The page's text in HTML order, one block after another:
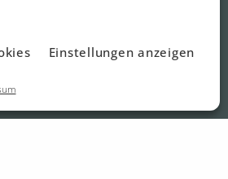
Einstellungen anzeigen